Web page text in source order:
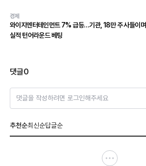
경제
와이지엔터테인먼트 7% 급등…기관, 18만 주 사들이며
실적 턴어라운드 베팅
댓글0
댓글을 작성하려면 로그인해주세요
추천순최신순답글순